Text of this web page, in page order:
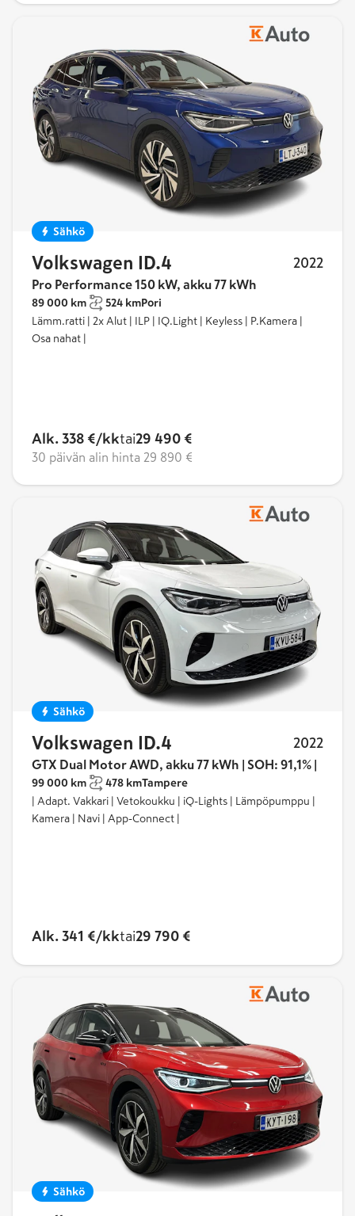
Sähkö
Volkswagen ID.4 2022
Pro Performance 150 kW, akku 77 kWh
89 000 km 524 kmPori
Lämm.ratti | 2x Alut | ILP | IQ.Light | Keyless | P.Kamera |
Osa nahat |
Alk. 338 €/kktai29 490 €
30 päivän alin hinta 29 890 €
Sähkö
Volkswagen ID.4 2022
GTX Dual Motor AWD, akku 77 kWh | SOH: 91,1% |
99 000 km 478 kmTampere
| Adapt. Vakkari | Vetokoukku | iQ-Lights | Lämpöpumppu |
Kamera | Navi | App-Connect |
Alk. 341 €/kktai29 790 €
Sähkö